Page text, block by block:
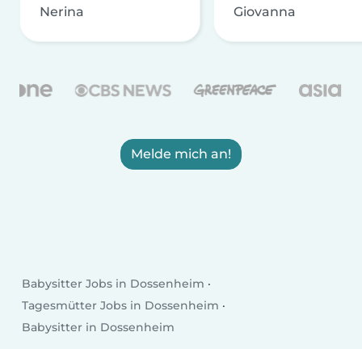
Nerina Giovanna
Melde mich an!
Babysitter Jobs in Dossenheim
Tagesmütter Jobs in Dossenheim
Babysitter in Dossenheim